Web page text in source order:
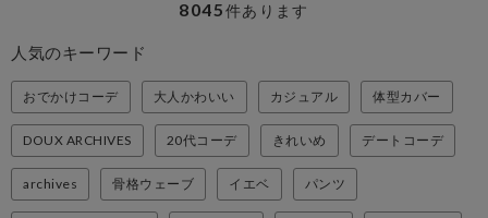
8045件あります
人気のキーワード
おでかけコーデ 大人かわいい カジュアル 体型カバー
DOUX ARCHIVES 20代コーデ きれいめ デートコーデ
archives 骨格ウェーブ イエベ パンツ